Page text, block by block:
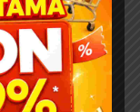
(Ibu
SAW)
Lengkap